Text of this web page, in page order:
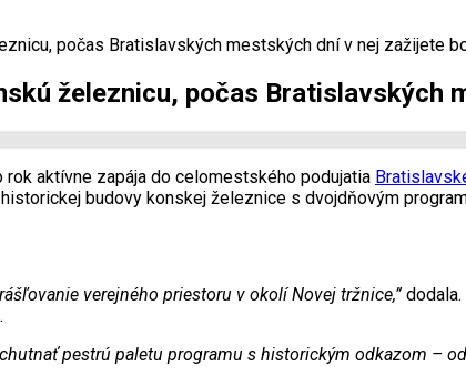
počas Bratislavských mestských dní v nej zažijete
železnicu, počas Bratislavských
aktívne zapája do celomestského podujatia
budovy konskej železnice s dvojdňovým
verejného priestoru v okolí Novej tržnice,”dodala.
pestrú paletu programu s historickým odkazom –